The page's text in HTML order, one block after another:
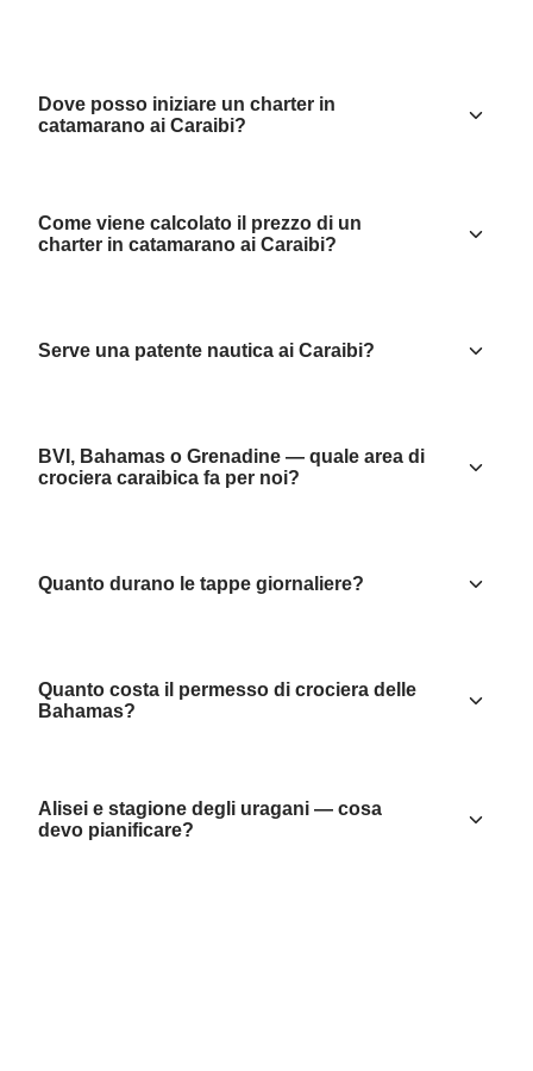
Dove posso iniziare un charter in
catamarano ai Caraibi?
Come viene calcolato il prezzo di un
charter in catamarano ai Caraibi?
Serve una patente nautica ai Caraibi?
BVI, Bahamas o Grenadine — quale area di
crociera caraibica fa per noi?
Quanto durano le tappe giornaliere?
Quanto costa il permesso di crociera delle
Bahamas?
Alisei e stagione degli uragani — cosa
devo pianificare?